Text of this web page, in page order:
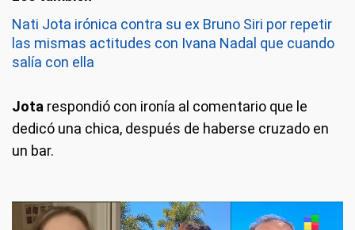
Nati Jota irónica contra su ex Bruno Siri por repetir
las mismas actitudes con Ivana Nadal que cuando
salía con ella
Jota respondió con ironía al comentario que le
dedicó una chica, después de haberse cruzado en
un bar.